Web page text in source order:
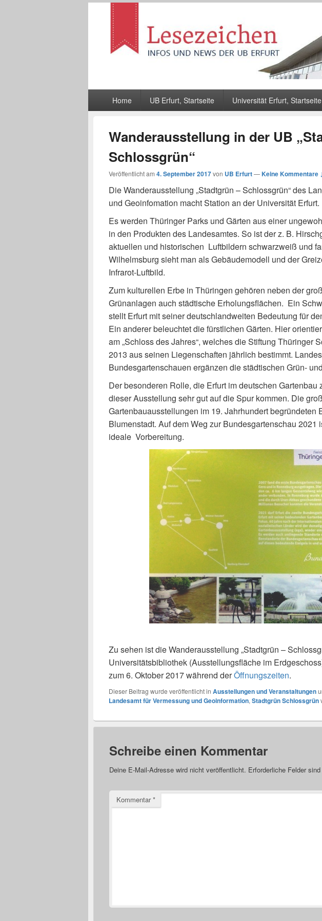
Lesezeichen
Infos und News der UB Erfurt
Home UB Erfurt, Startseite Universität Erfurt, Startseite
Wanderausstellung in der UB
Schlossgrün“
Veröffentlicht am 4. September 2017von UB Erfurt—Keine Kommentare
Die Wanderausstellung „Stadtgrün – Schlossgrün“ des
und Geoinfomation macht Station an der Universität Erfurt.
Es werden Thüringer Parks und Gärten aus einer
in den Produkten des Landesamtes. So ist der z. B.
aktuellen und historischen Luftbildern schwarzweiß und
Wilhelmsburg sieht man als Gebäudemodell und der
Infrarot-Luftbild.
Zum kulturellen Erbe in Thüringen gehören neben der
Grünanlagen auch städtische Erholungsflächen. Ein
stellt Erfurt mit seiner deutschlandweiten Bedeutung für
Ein anderer beleuchtet die fürstlichen Gärten. Hier
am „Schloss des Jahres“, welches die Stiftung Thüringer
2013 aus seinen Liegenschaften jährlich bestimmt.
Bundesgartenschauen ergänzen die städtischen Grün-
Der besonderen Rolle, die Erfurt im deutschen Gartenbau
dieser Ausstellung sehr gut auf die Spur kommen. Die
Gartenbauausstellungen im 19. Jahrhundert begründeten
Blumenstadt. Auf dem Weg zur Bundesgartenschau 2021
ideale Vorbereitung.
Zu sehen ist die Wanderausstellung „Stadtgrün –
Universitätsbibliothek (Ausstellungsfläche im
zum 6. Oktober 2017 während derÖffnungszeiten.
Dieser Beitrag wurde veröffentlicht in Ausstellungen und Veranstaltungen
Landesamt für Vermessung und Geoinformation, Stadtgrün Schlossgrün
Schreibe einen Kommentar
Deine E-Mail-Adresse wird nicht veröffentlicht. Erforderliche Felder
Kommentar*